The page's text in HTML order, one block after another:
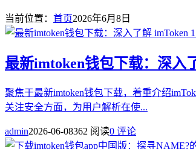
当前位置： 首页2026年6月8日
最新imtoken钱包下载：深入
聚焦于最新imtoken钱包下载，着重介绍
关注安全方面，为用户解析在使...
admin2026-06-08362 阅读0 评论